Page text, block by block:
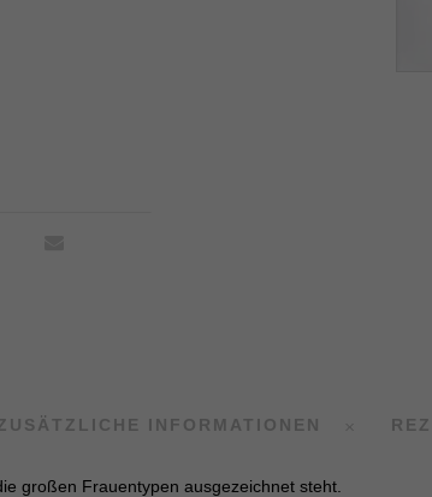
INFORMATIONEN
großen Frauentypen ausgezeichnet steht.